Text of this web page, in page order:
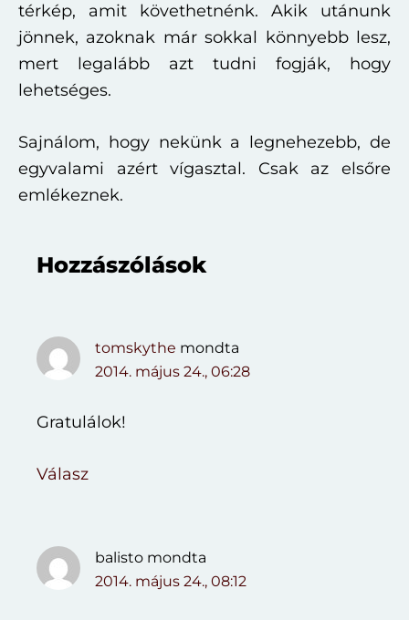
térkép, amit követhetnénk. Akik utánunk
jönnek, azoknak már sokkal könnyebb lesz,
mert legalább azt tudni fogják, hogy
lehetséges.
Sajnálom, hogy nekünk a legnehezebb, de
egyvalami azért vígasztal. Csak az elsőre
emlékeznek.
Reader
Hozzászólások
tomskythe mondta
2014. május 24., 06:28
Gratulálok!
Válasz
balisto mondta
2014. május 24., 08:12